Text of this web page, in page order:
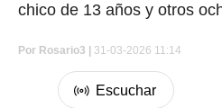
chico de 13 años y otros
Por Rosario3 | 31-03-2026 11:14